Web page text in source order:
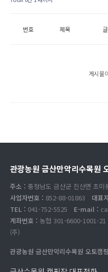
번호 제목
게시물
관광농원 금산만악리수목원
주소 : 충청남도 금산군 진산면 초
사업자번호 : 852-88-01863 대표
TEL : 041-752-5525 E-mail :
계좌번호 : 농협 301-6600-1001-21
(주)
관광농원 금산만악리수목원 오토캠